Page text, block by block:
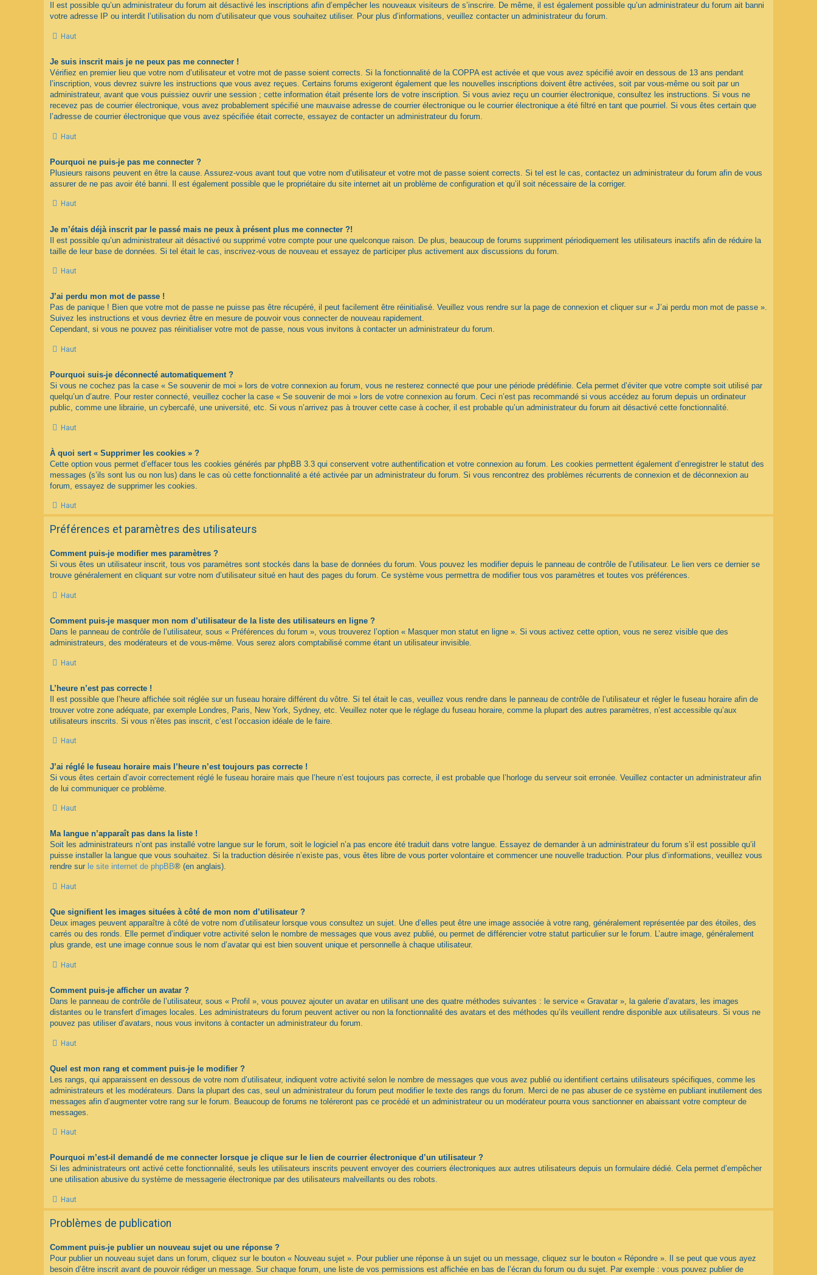
Il est possible qu’un administrateur du forum ait désactivé les inscriptions afin d’empêcher les nouveaux visiteurs de s’inscrire. De même, il est également possible qu’un administrateur du forum ait banni
votre adresse IP ou interdit l’utilisation du nom d’utilisateur que vous souhaitez utiliser. Pour plus d’informations, veuillez contacter un administrateur du forum.
Haut
Je suis inscrit mais je ne peux pas me connecter !
Vérifiez en premier lieu que votre nom d’utilisateur et votre mot de passe soient corrects. Si la fonctionnalité de la COPPA est activée et que vous avez spécifié avoir en dessous de 13 ans pendant
l’inscription, vous devrez suivre les instructions que vous avez reçues. Certains forums exigeront également que les nouvelles inscriptions doivent être activées, soit par vous-même ou soit par un
administrateur, avant que vous puissiez ouvrir une session ; cette information était présente lors de votre inscription. Si vous aviez reçu un courrier électronique, consultez les instructions. Si vous ne
recevez pas de courrier électronique, vous avez probablement spécifié une mauvaise adresse de courrier électronique ou le courrier électronique a été filtré en tant que pourriel. Si vous êtes certain que
l’adresse de courrier électronique que vous avez spécifiée était correcte, essayez de contacter un administrateur du forum.
Haut
Pourquoi ne puis-je pas me connecter ?
Plusieurs raisons peuvent en être la cause. Assurez-vous avant tout que votre nom d’utilisateur et votre mot de passe soient corrects. Si tel est le cas, contactez un administrateur du forum afin de vous
assurer de ne pas avoir été banni. Il est également possible que le propriétaire du site internet ait un problème de configuration et qu’il soit nécessaire de la corriger.
Haut
Je m’étais déjà inscrit par le passé mais ne peux à présent plus me connecter ?!
Il est possible qu’un administrateur ait désactivé ou supprimé votre compte pour une quelconque raison. De plus, beaucoup de forums suppriment périodiquement les utilisateurs inactifs afin de réduire la
taille de leur base de données. Si tel était le cas, inscrivez-vous de nouveau et essayez de participer plus activement aux discussions du forum.
Haut
J’ai perdu mon mot de passe !
Pas de panique ! Bien que votre mot de passe ne puisse pas être récupéré, il peut facilement être réinitialisé. Veuillez vous rendre sur la page de connexion et cliquer sur « J’ai perdu mon mot de passe ».
Suivez les instructions et vous devriez être en mesure de pouvoir vous connecter de nouveau rapidement.
Cependant, si vous ne pouvez pas réinitialiser votre mot de passe, nous vous invitons à contacter un administrateur du forum.
Haut
Pourquoi suis-je déconnecté automatiquement ?
Si vous ne cochez pas la case « Se souvenir de moi » lors de votre connexion au forum, vous ne resterez connecté que pour une période prédéfinie. Cela permet d’éviter que votre compte soit utilisé par
quelqu’un d’autre. Pour rester connecté, veuillez cocher la case « Se souvenir de moi » lors de votre connexion au forum. Ceci n’est pas recommandé si vous accédez au forum depuis un ordinateur
public, comme une librairie, un cybercafé, une université, etc. Si vous n’arrivez pas à trouver cette case à cocher, il est probable qu’un administrateur du forum ait désactivé cette fonctionnalité.
Haut
À quoi sert « Supprimer les cookies » ?
Cette option vous permet d’effacer tous les cookies générés par phpBB 3.3 qui conservent votre authentification et votre connexion au forum. Les cookies permettent également d’enregistrer le statut des
messages (s’ils sont lus ou non lus) dans le cas où cette fonctionnalité a été activée par un administrateur du forum. Si vous rencontrez des problèmes récurrents de connexion et de déconnexion au
forum, essayez de supprimer les cookies.
Haut
Préférences et paramètres des utilisateurs
Comment puis-je modifier mes paramètres ?
Si vous êtes un utilisateur inscrit, tous vos paramètres sont stockés dans la base de données du forum. Vous pouvez les modifier depuis le panneau de contrôle de l’utilisateur. Le lien vers ce dernier se
trouve généralement en cliquant sur votre nom d’utilisateur situé en haut des pages du forum. Ce système vous permettra de modifier tous vos paramètres et toutes vos préférences.
Haut
Comment puis-je masquer mon nom d’utilisateur de la liste des utilisateurs en ligne ?
Dans le panneau de contrôle de l’utilisateur, sous « Préférences du forum », vous trouverez l’option « Masquer mon statut en ligne ». Si vous activez cette option, vous ne serez visible que des
administrateurs, des modérateurs et de vous-même. Vous serez alors comptabilisé comme étant un utilisateur invisible.
Haut
L’heure n’est pas correcte !
Il est possible que l’heure affichée soit réglée sur un fuseau horaire différent du vôtre. Si tel était le cas, veuillez vous rendre dans le panneau de contrôle de l’utilisateur et régler le fuseau horaire afin de
trouver votre zone adéquate, par exemple Londres, Paris, New York, Sydney, etc. Veuillez noter que le réglage du fuseau horaire, comme la plupart des autres paramètres, n’est accessible qu’aux
utilisateurs inscrits. Si vous n’êtes pas inscrit, c’est l’occasion idéale de le faire.
Haut
J’ai réglé le fuseau horaire mais l’heure n’est toujours pas correcte !
Si vous êtes certain d’avoir correctement réglé le fuseau horaire mais que l’heure n’est toujours pas correcte, il est probable que l’horloge du serveur soit erronée. Veuillez contacter un administrateur afin
de lui communiquer ce problème.
Haut
Ma langue n’apparaît pas dans la liste !
Soit les administrateurs n’ont pas installé votre langue sur le forum, soit le logiciel n’a pas encore été traduit dans votre langue. Essayez de demander à un administrateur du forum s’il est possible qu’il
puisse installer la langue que vous souhaitez. Si la traduction désirée n’existe pas, vous êtes libre de vous porter volontaire et commencer une nouvelle traduction. Pour plus d’informations, veuillez vous
rendre sur le site internet de phpBB® (en anglais).
Haut
Que signifient les images situées à côté de mon nom d’utilisateur ?
Deux images peuvent apparaître à côté de votre nom d’utilisateur lorsque vous consultez un sujet. Une d’elles peut être une image associée à votre rang, généralement représentée par des étoiles, des
carrés ou des ronds. Elle permet d’indiquer votre activité selon le nombre de messages que vous avez publié, ou permet de différencier votre statut particulier sur le forum. L’autre image, généralement
plus grande, est une image connue sous le nom d’avatar qui est bien souvent unique et personnelle à chaque utilisateur.
Haut
Comment puis-je afficher un avatar ?
Dans le panneau de contrôle de l’utilisateur, sous « Profil », vous pouvez ajouter un avatar en utilisant une des quatre méthodes suivantes : le service « Gravatar », la galerie d’avatars, les images
distantes ou le transfert d’images locales. Les administrateurs du forum peuvent activer ou non la fonctionnalité des avatars et des méthodes qu’ils veuillent rendre disponible aux utilisateurs. Si vous ne
pouvez pas utiliser d’avatars, nous vous invitons à contacter un administrateur du forum.
Haut
Quel est mon rang et comment puis-je le modifier ?
Les rangs, qui apparaissent en dessous de votre nom d’utilisateur, indiquent votre activité selon le nombre de messages que vous avez publié ou identifient certains utilisateurs spécifiques, comme les
administrateurs et les modérateurs. Dans la plupart des cas, seul un administrateur du forum peut modifier le texte des rangs du forum. Merci de ne pas abuser de ce système en publiant inutilement des
messages afin d’augmenter votre rang sur le forum. Beaucoup de forums ne toléreront pas ce procédé et un administrateur ou un modérateur pourra vous sanctionner en abaissant votre compteur de
messages.
Haut
Pourquoi m’est-il demandé de me connecter lorsque je clique sur le lien de courrier électronique d’un utilisateur ?
Si les administrateurs ont activé cette fonctionnalité, seuls les utilisateurs inscrits peuvent envoyer des courriers électroniques aux autres utilisateurs depuis un formulaire dédié. Cela permet d’empêcher
une utilisation abusive du système de messagerie électronique par des utilisateurs malveillants ou des robots.
Haut
Problèmes de publication
Comment puis-je publier un nouveau sujet ou une réponse ?
Pour publier un nouveau sujet dans un forum, cliquez sur le bouton « Nouveau sujet ». Pour publier une réponse à un sujet ou un message, cliquez sur le bouton « Répondre ». Il se peut que vous ayez
besoin d’être inscrit avant de pouvoir rédiger un message. Sur chaque forum, une liste de vos permissions est affichée en bas de l’écran du forum ou du sujet. Par exemple : vous pouvez publier de